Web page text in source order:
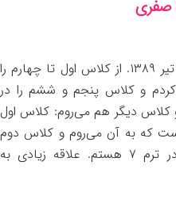
صفری
من علیرضا صفری هستم، متولد ۱۶ تیر ۱۳۸۹. از کلاس اول تا چهارم را
و کلاس پنجم و ششم را در
کلاس دیگر هم می‌روم: کلاس اول
که به آن می‌روم و کلاس دوم
زبان انگلیسی است که هم‌اکنون در ترم ۷ هستم. علاقه زیادی به